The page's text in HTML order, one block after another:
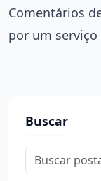
Comentários
por um
Buscar